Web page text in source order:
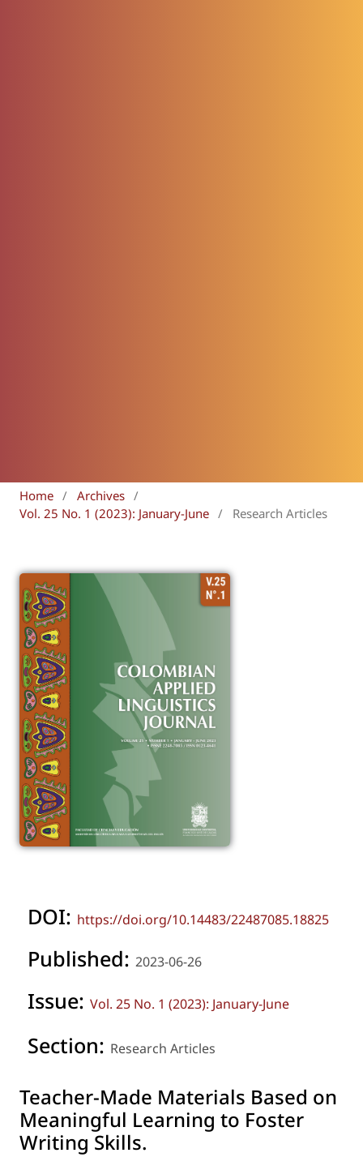
Home / Archives /
Vol. 25 No. 1 (2023): January-June / Research Articles
DOI: https://doi.org/10.14483/22487085.18825
Published: 2023-06-26
Issue: Vol. 25 No. 1 (2023): January-June
Section: Research Articles
Teacher-Made Materials Based on
Meaningful Learning to Foster
Writing Skills.